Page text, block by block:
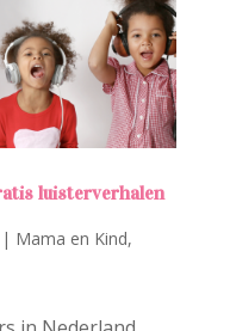
luisterverhalen
| Mama en Kind,